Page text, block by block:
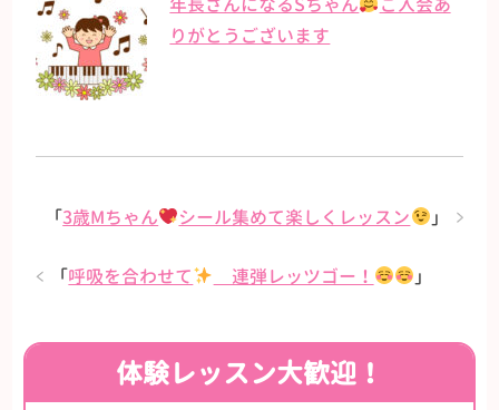
りがとうございます
「3歳Mちゃん シール集めて楽しくレッスン 」
「呼吸を合わせて 連弾レッツゴー！ 」
体験レッスン大歓迎！